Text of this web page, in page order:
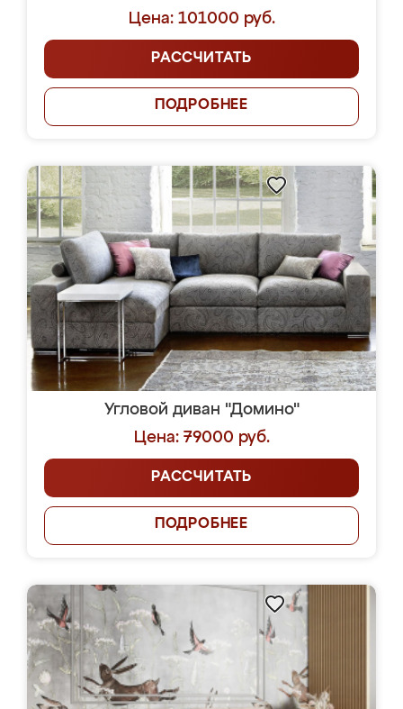
Цена: 101000 руб.
РАССЧИТАТЬ
ПОДРОБНЕЕ
Угловой диван "Домино"
Цена: 79000 руб.
РАССЧИТАТЬ
ПОДРОБНЕЕ